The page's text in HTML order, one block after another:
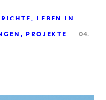
LEBEN IN
PROJEKTE
04.